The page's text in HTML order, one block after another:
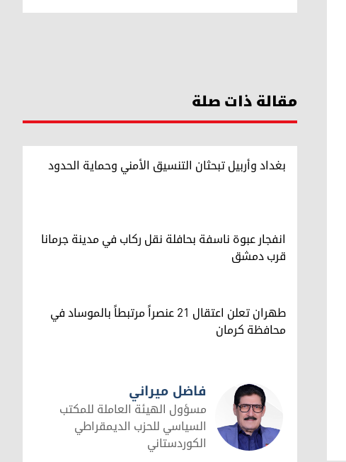
مقالة ذات صلة
بغداد وأربيل تبحثان التنسيق الأمني وحماية الحدود
انفجار عبوة ناسفة بحافلة نقل ركاب في مدينة جرمانا
قرب دمشق
طهران تعلن اعتقال 21 عنصراً مرتبطاً بالموساد في
محافظة كرمان
فاضل ميراني
مسؤول الهيئة العاملة للمكتب
السياسي للحزب الديمقراطي
الكوردستاني